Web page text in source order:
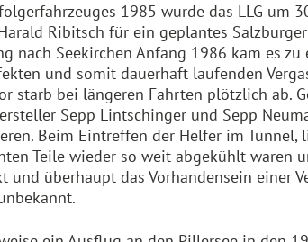
1985 wurde das LLG um
Ribitsch für ein geplantes
nach Seekirchen Anfang 1986 kam es
und somit dauerhaft laufenden
starb bei längeren Fahrten plötzlich ab.
Sepp Lintschinger und Sepp
Beim Eintreffen der Helfer im Tunnel,
Teile wieder so weit abgekühlt waren
überhaupt das Vorhandensein einer